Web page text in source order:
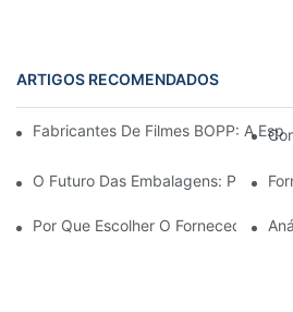
ARTIGOS RECOMENDADOS
Fabricantes De Filmes BOPP: A
O Futuro Das Embalagens:
Por Que Escolher O Fornecedor